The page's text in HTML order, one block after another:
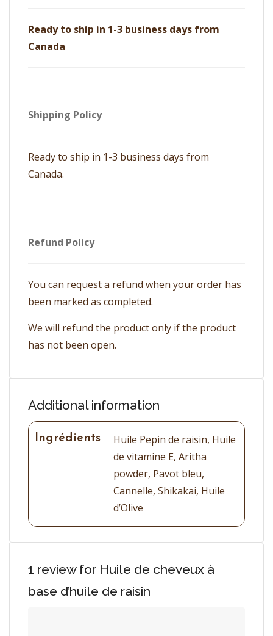
Ready to ship in 1-3 business days from
Canada
Shipping Policy
Ready to ship in 1-3 business days from
Canada.
Refund Policy
You can request a refund when your order has
been marked as completed.
We will refund the product only if the product
has not been open.
Additional information
Ingrédients
Huile Pepin de raisin, Huile
de vitamine E, Aritha
powder, Pavot bleu,
Cannelle, Shikakai, Huile
d’Olive
1 review for Huile de cheveux à
base d’huile de raisin